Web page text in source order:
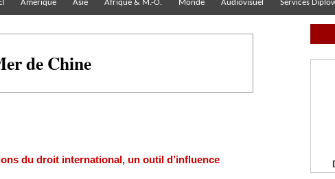
Amérique Asie Afrique & M.-O. Monde Audiovisuel Services
de Chine
du droit international, un outil d’influence